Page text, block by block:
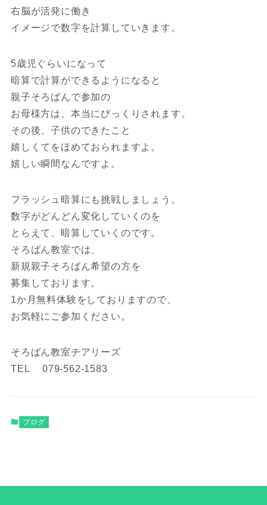
右脳が活発に働き
イメージで数字を計算していきます。
5歳児ぐらいになって
暗算で計算ができるようになると
親子そろばんで参加の
お母様方は、本当にびっくりされます。
その後、子供のできたこと
嬉しくてをほめておられますよ。
嬉しい瞬間なんですよ。
フラッシュ暗算にも挑戦しましょう。
数字がどんどん変化していくのを
とらえて、暗算していくのです。
そろばん教室では、
新規親子そろばん希望の方を
募集しております。
1か月無料体験をしておりますので、
お気軽にご参加ください。
そろばん教室チアリーズ
TEL 079-562-1583
ブログ